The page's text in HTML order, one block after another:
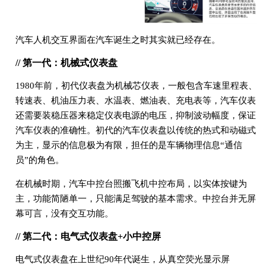
汽车人机交互界面在汽车诞生之时其实就已经存在。
// 第一代：机械式仪表盘
1980年前，初代仪表盘为机械芯仪表，一般包含车速里程表、
转速表、机油压力表、水温表、燃油表、充电表等，汽车仪表
还需要装稳压器来稳定仪表电源的电压，抑制波动幅度，保证
汽车仪表的准确性。初代的汽车仪表盘以传统的热式和动磁式
为主，显示的信息极为有限，担任的是车辆物理信息“通信
员”的角色。
在机械时期，汽车中控台照搬飞机中控布局，以实体按键为
主，功能简陋单一，只能满足驾驶的基本需求。中控台并无屏
幕可言，没有交互功能。
// 第二代：电气式仪表盘+小中控屏
电气式仪表盘在上世纪90年代诞生，从真空荧光显示屏